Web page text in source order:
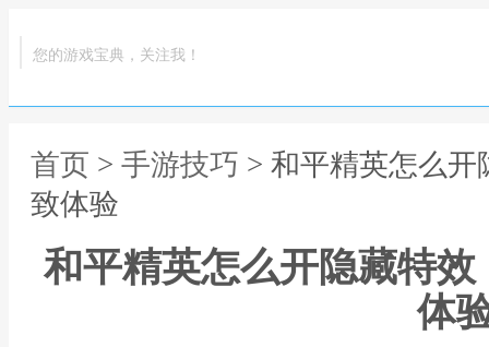
您的游戏宝典，关注我！
首页 > 手游技巧 > 和平精英怎么
致体验
和平精英怎么开隐藏特
体